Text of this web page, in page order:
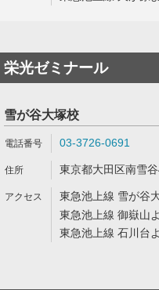
栄光ゼミナール
雪が谷大塚校
03-3726-0691
東京都大田区南雪
東急池上線 雪が谷
東急池上線 御嶽山
東急池上線 石川台